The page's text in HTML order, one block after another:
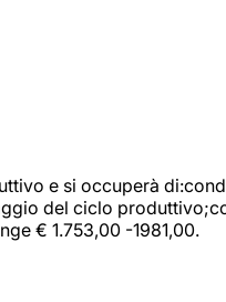
e si occuperà
del ciclo
€ 1.753,00 -1981,00.